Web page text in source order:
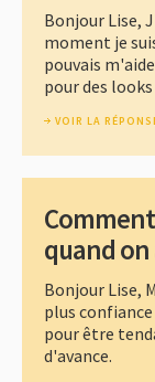
Bonjour Lise,
moment je
pouvais
pour des
VOIR LA
quand on
Bonjour Lise,
plus
pour être
d'avance.